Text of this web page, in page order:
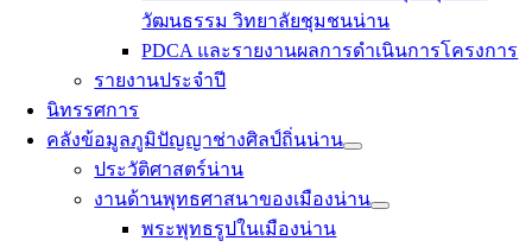
วัฒนธรรม วิทยาลัยชุมชนน่าน
PDCA และรายงานผลการดำเนินการโครงการ
รายงานประจำปี
นิทรรศการ
คลังข้อมูลภูมิปัญญาช่างศิลป์ถิ่นน่าน
ประวัติศาสตร์น่าน
งานด้านพุทธศาสนาของเมืองน่าน
พระพุทธรูปในเมืองน่าน